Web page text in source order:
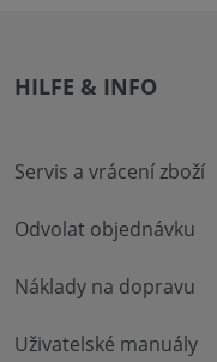
HILFE & INFO
Servis a vrácení zboží
Odvolat objednávku
Náklady na dopravu
Uživatelské manuály